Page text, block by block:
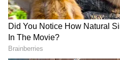
DOWNLOAD APP